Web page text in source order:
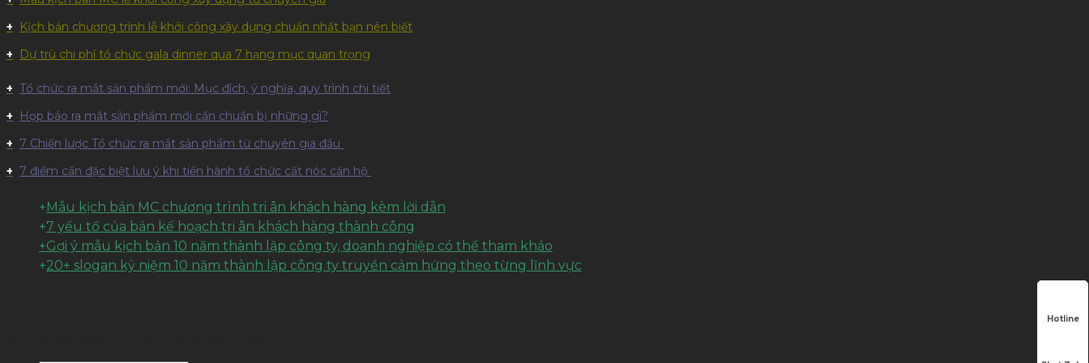
Kịch bản chương trình lễ khởi công xây dựng chuẩn nhất bạn nên biết
Dự trù chi phí tổ chức gala dinner qua 7 hạng mục quan trọng
Tổ chức ra mắt sản phẩm mới: Mục đích, ý nghĩa, quy trình chi tiết
Họp báo ra mắt sản phẩm mới cần chuẩn bị những gì?
7 Chiến lược Tổ chức ra mắt sản phẩm từ chuyên gia đầu
7 điểm cần đặc biệt lưu ý khi tiến hành tổ chức cất nóc căn hộ
+Mẫu kịch bản MC chương trình tri ân khách hàng kèm lời dẫn
+7 yếu tố của bản kế hoạch tri ân khách hàng thành công
+Gợi ý mẫu kịch bản 10 năm thành lập công ty, doanh nghiệp có thể tham khảo
+20+ slogan kỷ niệm 10 năm thành lập công ty truyền cảm hứng theo từng lĩnh vực
Hotline